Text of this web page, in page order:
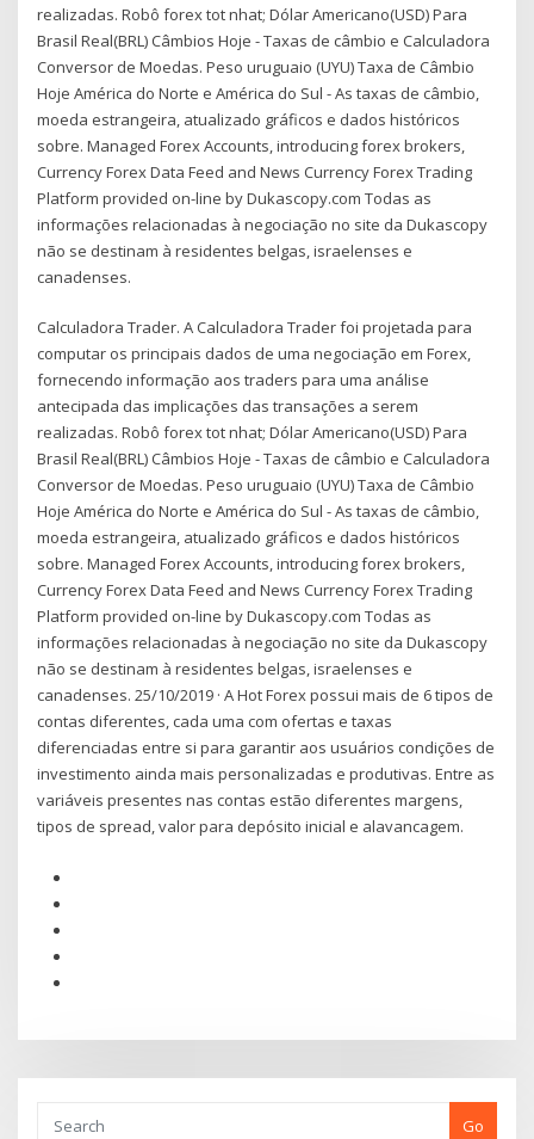
realizadas. Robô forex tot nhat; Dólar Americano(USD) Para
Brasil Real(BRL) Câmbios Hoje - Taxas de câmbio e Calculadora
Conversor de Moedas. Peso uruguaio (UYU) Taxa de Câmbio
Hoje América do Norte e América do Sul - As taxas de câmbio,
moeda estrangeira, atualizado gráficos e dados históricos
sobre. Managed Forex Accounts, introducing forex brokers,
Currency Forex Data Feed and News Currency Forex Trading
Platform provided on-line by Dukascopy.com Todas as
informações relacionadas à negociação no site da Dukascopy
não se destinam à residentes belgas, israelenses e
canadenses.
Calculadora Trader. A Calculadora Trader foi projetada para
computar os principais dados de uma negociação em Forex,
fornecendo informação aos traders para uma análise
antecipada das implicações das transações a serem
realizadas. Robô forex tot nhat; Dólar Americano(USD) Para
Brasil Real(BRL) Câmbios Hoje - Taxas de câmbio e Calculadora
Conversor de Moedas. Peso uruguaio (UYU) Taxa de Câmbio
Hoje América do Norte e América do Sul - As taxas de câmbio,
moeda estrangeira, atualizado gráficos e dados históricos
sobre. Managed Forex Accounts, introducing forex brokers,
Currency Forex Data Feed and News Currency Forex Trading
Platform provided on-line by Dukascopy.com Todas as
informações relacionadas à negociação no site da Dukascopy
não se destinam à residentes belgas, israelenses e
canadenses. 25/10/2019 · A Hot Forex possui mais de 6 tipos de
contas diferentes, cada uma com ofertas e taxas
diferenciadas entre si para garantir aos usuários condições de
investimento ainda mais personalizadas e produtivas. Entre as
variáveis presentes nas contas estão diferentes margens,
tipos de spread, valor para depósito inicial e alavancagem.
Go